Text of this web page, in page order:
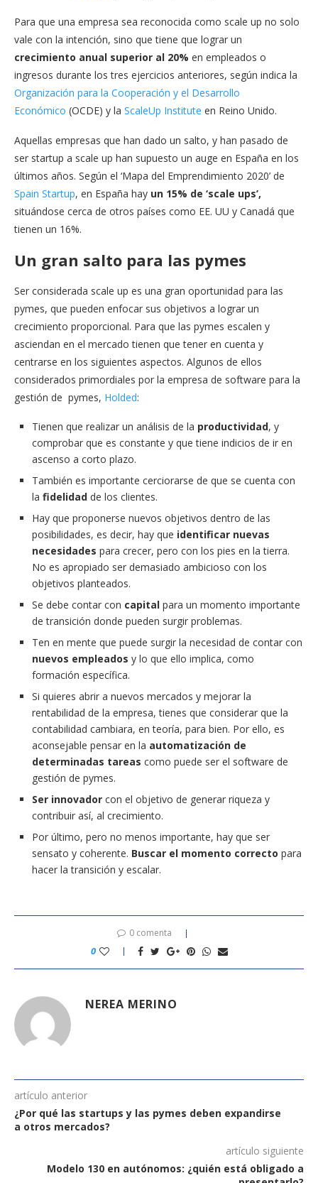
Para que una empresa sea reconocida como scale up no solo
vale con la intención, sino que tiene que lograr un
crecimiento anual superior al 20% en empleados o
ingresos durante los tres ejercicios anteriores, según indica la
Organización para la Cooperación y el Desarrollo
Económico (OCDE) y la ScaleUp Institute en Reino Unido.
Aquellas empresas que han dado un salto, y han pasado de
ser startup a scale up han supuesto un auge en España en los
últimos años. Según el ‘Mapa del Emprendimiento 2020’ de
Spain Startup, en España hay un 15% de ‘scale ups’,
situándose cerca de otros países como EE. UU y Canadá que
tienen un 16%.
Un gran salto para las pymes
Ser considerada scale up es una gran oportunidad para las
pymes, que pueden enfocar sus objetivos a lograr un
crecimiento proporcional. Para que las pymes escalen y
asciendan en el mercado tienen que tener en cuenta y
centrarse en los siguientes aspectos. Algunos de ellos
considerados primordiales por la empresa de software para la
gestión de pymes, Holded:
Tienen que realizar un análisis de la productividad, y
comprobar que es constante y que tiene indicios de ir en
ascenso a corto plazo.
También es importante cerciorarse de que se cuenta con
la fidelidad de los clientes.
Hay que proponerse nuevos objetivos dentro de las
posibilidades, es decir, hay que identificar nuevas
necesidades para crecer, pero con los pies en la tierra.
No es apropiado ser demasiado ambicioso con los
objetivos planteados.
Se debe contar con capital para un momento importante
de transición donde pueden surgir problemas.
Ten en mente que puede surgir la necesidad de contar con
nuevos empleados y lo que ello implica, como
formación específica.
Si quieres abrir a nuevos mercados y mejorar la
rentabilidad de la empresa, tienes que considerar que la
contabilidad cambiara, en teoría, para bien. Por ello, es
aconsejable pensar en la automatización de
determinadas tareas como puede ser el software de
gestión de pymes.
Ser innovador con el objetivo de generar riqueza y
contribuir así, al crecimiento.
Por último, pero no menos importante, hay que ser
sensato y coherente. Buscar el momento correcto para
hacer la transición y escalar.
0 comenta
0
NEREA MERINO
artículo anterior
¿Por qué las startups y las pymes deben expandirse
a otros mercados?
artículo siguiente
Modelo 130 en autónomos: ¿quién está obligado a